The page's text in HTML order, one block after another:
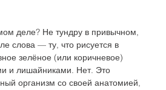
деле? Не тундру в привычном,
слова — ту, что рисуется в
зелёное (или коричневое)
и лишайниками. Нет. Это
организм со своей анатомией,